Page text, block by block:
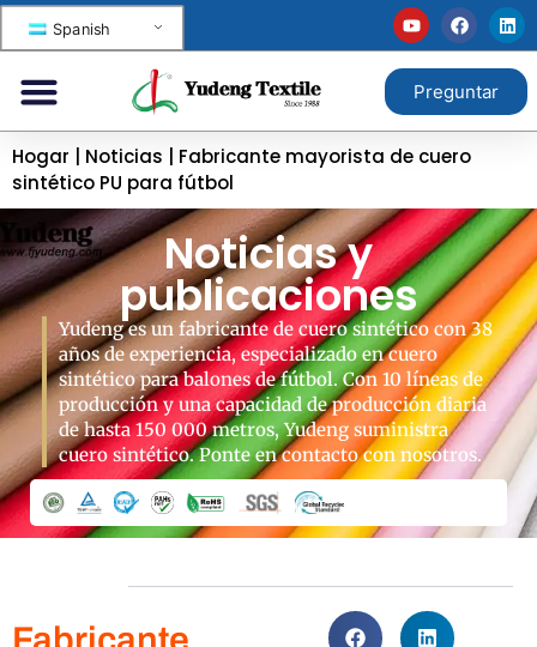
Spanish
Preguntar
Hogar Noticias
Fabricante mayorista de cuero
sintético PU para fútbol
Noticias y
publicaciones
Yudeng es un fabricante de cuero sintético con 38
años de experiencia, especializado en cuero
sintético para balones de fútbol. Con 10 líneas de
producción y una capacidad de producción diaria
de hasta 150 000 metros, Yudeng suministra
cuero sintético. Ponte en contacto con nosotros.